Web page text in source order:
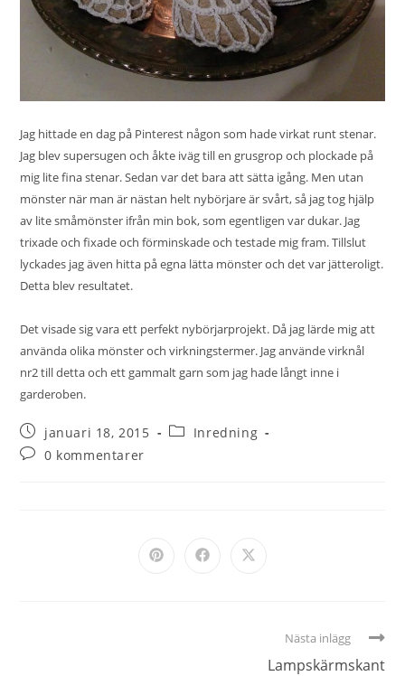
Jag hittade en dag på Pinterest någon som hade virkat runt stenar.
Jag blev supersugen och åkte iväg till en grusgrop och plockade på
mig lite fina stenar. Sedan var det bara att sätta igång. Men utan
mönster när man är nästan helt nybörjare är svårt, så jag tog hjälp
av lite småmönster ifrån min bok, som egentligen var dukar. Jag
trixade och fixade och förminskade och testade mig fram. Tillslut
lyckades jag även hitta på egna lätta mönster och det var jätteroligt.
Detta blev resultatet.
Det visade sig vara ett perfekt nybörjarprojekt. Då jag lärde mig att
använda olika mönster och virkningstermer. Jag använde virknål
nr2 till detta och ett gammalt garn som jag hade långt inne i
garderoben.
januari 18, 2015
Inredning
0 kommentarer
Nästa inlägg
Lampskärmskant